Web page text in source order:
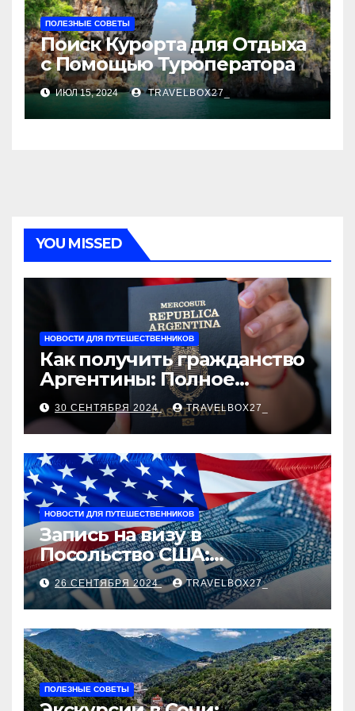
ПОЛЕЗНЫЕ СОВЕТЫ
Поиск Курорта для Отдыха
с Помощью Туроператора
ИЮЛ 15, 2024 TRAVELBOX27_
YOU MISSED
НОВОСТИ ДЛЯ ПУТЕШЕСТВЕННИКОВ
Как получить гражданство
Аргентины: Полное
руководство
30 СЕНТЯБРЯ 2024 TRAVELBOX27_
НОВОСТИ ДЛЯ ПУТЕШЕСТВЕННИКОВ
Запись на визу в
Посольство США:
Пошаговое руководство
26 СЕНТЯБРЯ 2024 TRAVELBOX27_
ПОЛЕЗНЫЕ СОВЕТЫ